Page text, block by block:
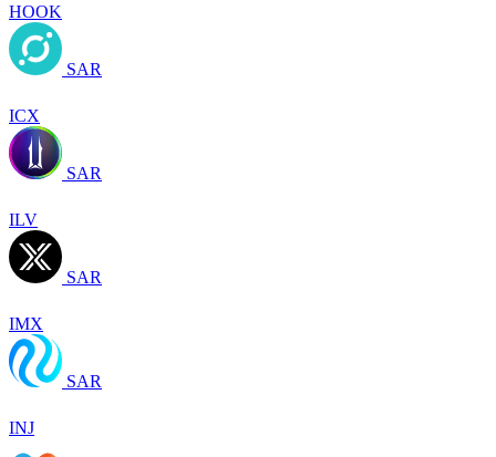
HOOK
SAR
ICX
SAR
ILV
SAR
IMX
SAR
INJ